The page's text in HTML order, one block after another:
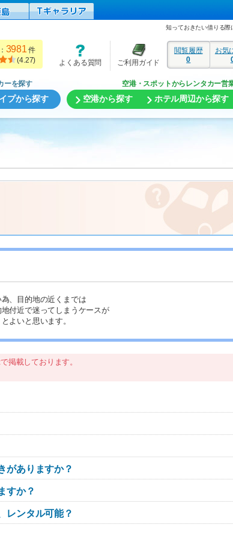
知っておきたい借りる
3981 件
(4.27)
閲覧履歴
0
お気
よくある質問 ご利用ガイド
ーを探す
プから探す
空港・スポットからレンタカー営
空港から探す ホテル周辺から探す
、目的地の近くまでは
付近で迷ってしまうケースが
よいと思います。
掲載しております。
がありますか？
すか？
レンタル可能？